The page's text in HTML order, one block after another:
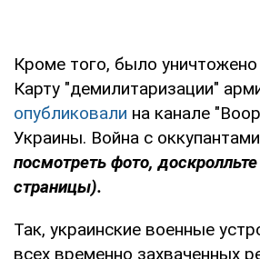
Кроме того, было
Карту "демилитаризации"
опубликовали на канале
Украины. Война с
посмотреть фото,
страницы).
Так, украинские военные
всех временно захваченных